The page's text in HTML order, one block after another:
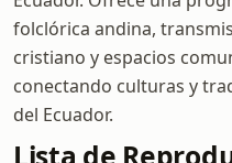
folclórica andina,
cristiano y espacios
conectando culturas y
del Ecuador.